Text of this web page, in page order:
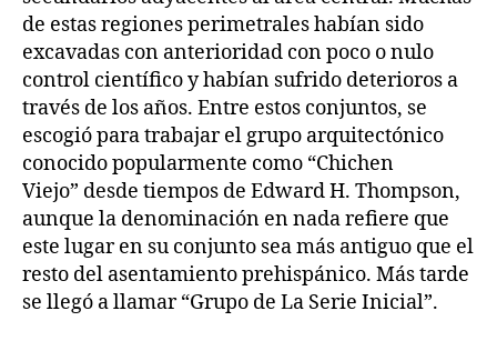
de estas regiones perimetrales habían sido
excavadas con anterioridad con poco o nulo
control científico y habían sufrido deterioros a
través de los años. Entre estos conjuntos, se
escogió para trabajar el grupo arquitectónico
conocido popularmente como “Chichen
Viejo” desde tiempos de Edward H. Thompson,
aunque la denominación en nada refiere que
este lugar en su conjunto sea más antiguo que el
resto del asentamiento prehispánico. Más tarde
se llegó a llamar “Grupo de La Serie Inicial”.